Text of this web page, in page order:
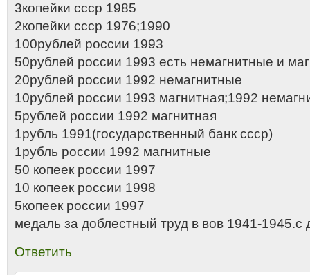
3копейки ссср 1985
2копейки ссср 1976;1990
100рублей россии 1993
50рублей россии 1993 есть немагнитные и
20рублей россии 1992 немагнитные
10рублей россии 1993 магнитная;1992
5рублей россии 1992 магнитная
1рубль 1991(государственный банк ссср)
1рубль россии 1992 магнитные
50 копеек россии 1997
10 копеек россии 1998
5копеек россии 1997
медаль за доблестный труд в вов 1941-1945.с
Ответить